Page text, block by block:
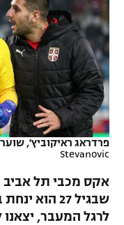
VOD
רץ ברשת
תוצאות
לוח שידורים
נבחרת ישראל
מכבי חיפה
בית"ר ירושלים
מכבי תל אביב
הפועל תל אביב
הפועל חיפה
הפועל באר שבע
ליגה ספרדית
ליגה איטלקית
ליגה צרפתית
ליגה הולנדית
ליגה סינית
כדורסל נשים
מכבי תל אביב
הפועל חולון
הפועל ירושלים
דני אבדיה
יורוליג
יורוקאפ
טניס
כדוריד
כדורעף
שחייה
אגרוף
פרדראג ראיקוביץ',
Stevanovic
אקס מכבי תל
שבגיל 27
לרגל המעבר, יצאנו